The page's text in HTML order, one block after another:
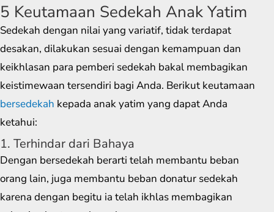
5 Keutamaan Sedekah Anak Yatim
Sedekah dengan nilai yang variatif, tidak terdapat
desakan, dilakukan sesuai dengan kemampuan dan
keikhlasan para pemberi sedekah bakal membagikan
keistimewaan tersendiri bagi Anda. Berikut keutamaan
bersedekah kepada anak yatim yang dapat Anda
ketahui:
1. Terhindar dari Bahaya
Dengan bersedekah berarti telah membantu beban
orang lain, juga membantu beban donatur sedekah
karena dengan begitu ia telah ikhlas membagikan